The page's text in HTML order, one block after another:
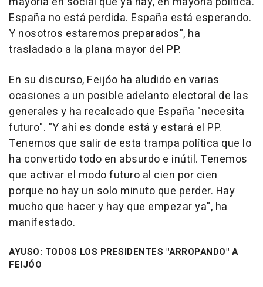
España no está perdida. España está esperando.
Y nosotros estaremos preparados", ha
trasladado a la plana mayor del PP.
En su discurso, Feijóo ha aludido en varias
ocasiones a un posible adelanto electoral de las
generales y ha recalcado que España "necesita
futuro". "Y ahí es donde está y estará el PP.
Tenemos que salir de esta trampa política que lo
ha convertido todo en absurdo e inútil. Tenemos
que activar el modo futuro al cien por cien
porque no hay un solo minuto que perder. Hay
mucho que hacer y hay que empezar ya", ha
manifestado.
AYUSO: TODOS LOS PRESIDENTES "ARROPANDO" A
FEIJÓO